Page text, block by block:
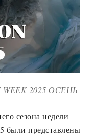
2025 ОСЕНЬ
сезона недели
были представлены